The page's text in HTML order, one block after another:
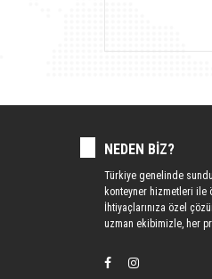
NEDEN BIZ?
Türkiye genelinde
konteyner hizmetleri ile
İhtiyaçlarınıza özel
uzman ekibimizle, her